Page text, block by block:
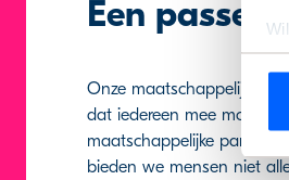
de
Een
Onze maatschappelijke
dat iedereen mee moet
maatschappelijke partners
bieden we mensen niet